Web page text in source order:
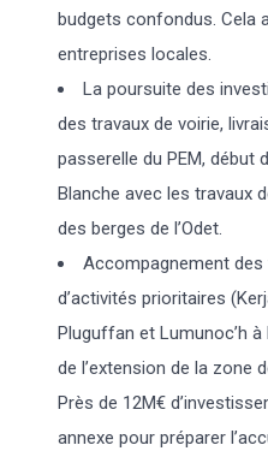
budgets confondus. Cela
entreprises locales.
La poursuite des
des travaux de voirie,
passerelle du PEM, début
Blanche avec les travaux
des berges de l’Odet.
Accompagnement
d’activités prioritaires
Pluguffan et Lumunoc’h
de l’extension de la zone
Près de 12M€
annexe pour préparer